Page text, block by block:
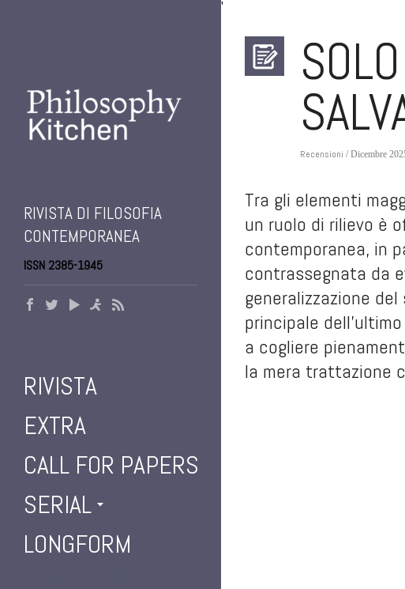
'
RIVISTA DI FILOSOFIA
CONTEMPORANEA
ISSN 2385-1945
RIVISTA
EXTRA
CALL FOR PAPERS
SERIAL
LONGFORM
Recensioni / Dicembre
Tra gli elementi
un ruolo di rilievo è
contemporanea, in
contrassegnata da
generalizzazione
principale
a cogliere
la mera trattazione